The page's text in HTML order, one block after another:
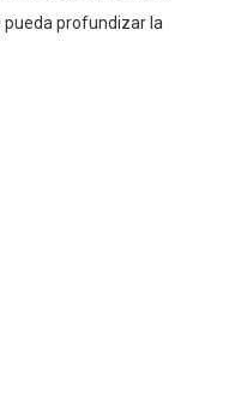
pueda profundizar la